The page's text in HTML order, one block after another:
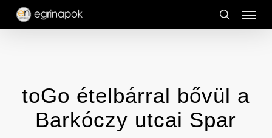
Skip
search
Menu
toGo ételbárral bővül a
Barkóczy utcai Spar